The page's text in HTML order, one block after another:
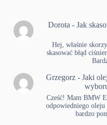
Dorota -Jak
Hej, właśnie
skasować błąd
Grzegorz- Jaki
Cześć! Mam BMW
odpowiedniego oleju
bardzo